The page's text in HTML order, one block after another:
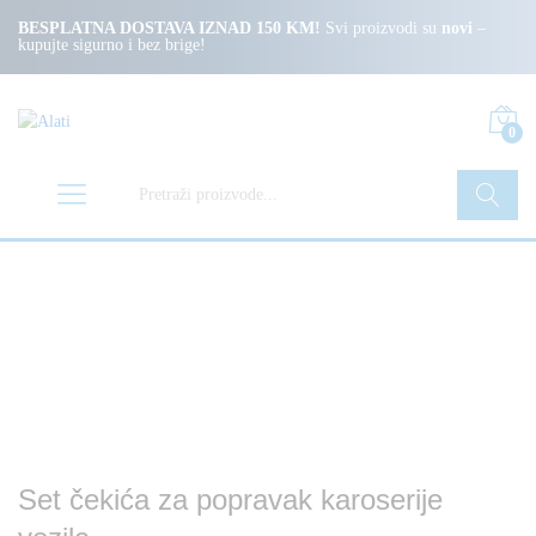
BESPLATNA DOSTAVA IZNAD 150 KM! Svi proizvodi su novi –
kupujte sigurno i bez brige!
0
Pretraži
Set čekića za popravak karoserije